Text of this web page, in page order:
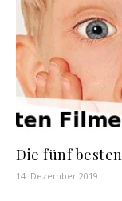
Die fünf
14. Dezember 2019